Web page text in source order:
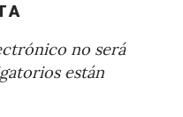
no será
están